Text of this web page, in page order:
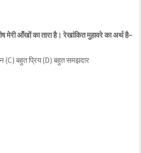
आँखों का तारा है। रेखांकित मुहावरे का अर्थ है–
(C) बहुत प्रिय (D) बहुत समझदार